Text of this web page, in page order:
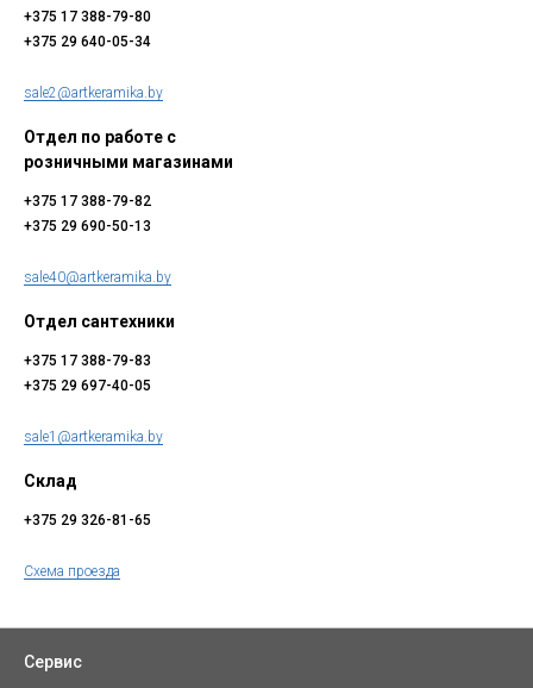
+375 17 388-79-80
+375 29 640-05-34
sale2@artkeramika.by
Отдел по работе с
розничными магазинами
+375 17 388-79-82
+375 29 690-50-13
sale40@artkeramika.by
Отдел сантехники
+375 17 388-79-83
+375 29 697-40-05
sale1@artkeramika.by
Склад
+375 29 326-81-65
Схема проезда
Сервис